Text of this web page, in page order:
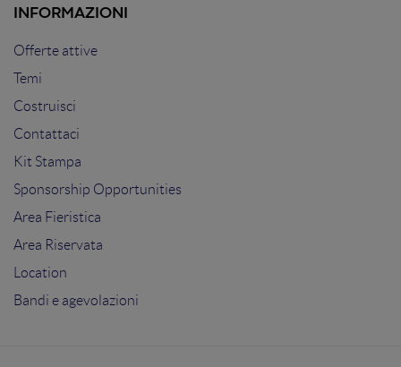
INFORMAZIONI
Offerte attive
Temi
Costruisci
Contattaci
Kit Stampa
Sponsorship Opportunities
Area Fieristica
Area Riservata
Location
Bandi e agevolazioni